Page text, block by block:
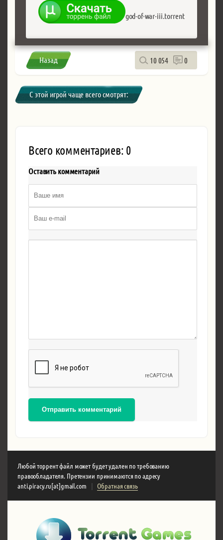
god-of-war-iii.torrent
Назад 10 054 0
С этой игрой чаще всего смотрят:
Всего комментариев: 0
Оставить комментарий
Отправить комментарий
Любой торрент файл может будет удален по требованию
правообладателя. Претензии принимаются по адресу
anti.piracy.ru[at]gmail.com
| Обратная связь